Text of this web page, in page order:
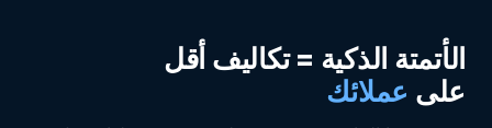
الأتمتة الذكية = تكاليف أقل
على عملائك